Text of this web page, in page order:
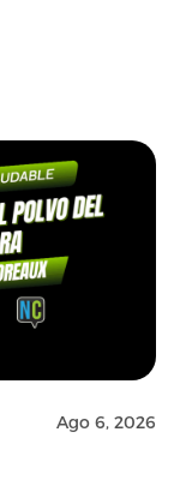
Ago 6, 2026